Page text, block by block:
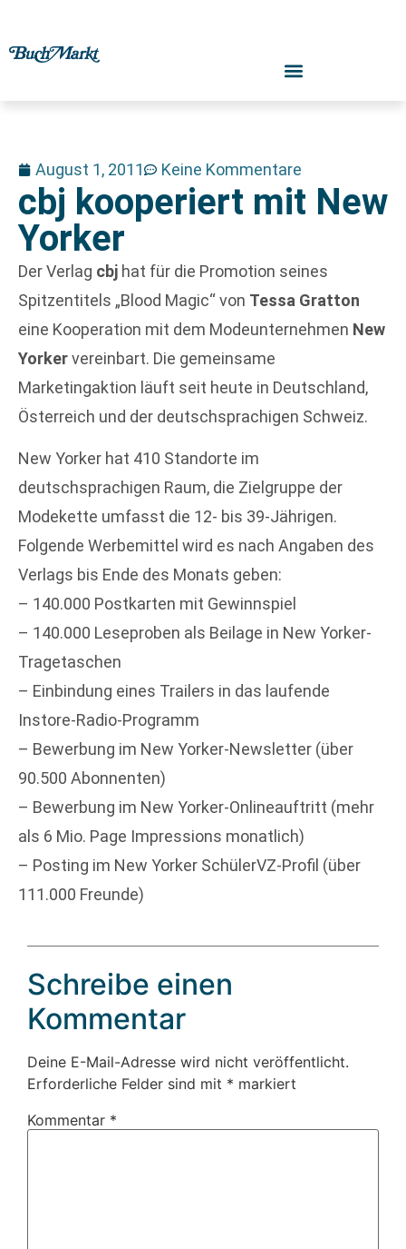
August 1, 2011 Keine Kommentare
cbj kooperiert mit New
Yorker
Der Verlag cbj hat für die Promotion seines
Spitzentitels „Blood Magic“ von Tessa Gratton
eine Kooperation mit dem Modeunternehmen New
Yorkervereinbart. Die gemeinsame
Marketingaktion läuft seit heute in Deutschland,
Österreich und der deutschsprachigen Schweiz.
New Yorker hat 410 Standorte im
deutschsprachigen Raum, die Zielgruppe der
Modekette umfasst die 12- bis 39-Jährigen.
Folgende Werbemittel wird es nach Angaben des
Verlags bis Ende des Monats geben:
– 140.000 Postkarten mit Gewinnspiel
– 140.000 Leseproben als Beilage in New Yorker-
Tragetaschen
– Einbindung eines Trailers in das laufende
Instore-Radio-Programm
– Bewerbung im New Yorker-Newsletter (über
90.500 Abonnenten)
– Bewerbung im New Yorker-Onlineauftritt (mehr
als 6 Mio. Page Impressions monatlich)
– Posting im New Yorker SchülerVZ-Profil (über
111.000 Freunde)
Schreibe einen
Kommentar
Deine E-Mail-Adresse wird nicht veröffentlicht.
Erforderliche Felder sind mit * markiert
Kommentar *